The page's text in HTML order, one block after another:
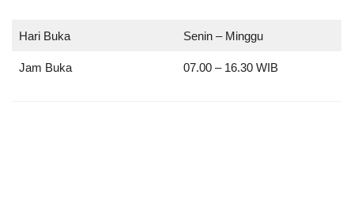
Hari Buka Senin – Minggu
Jam Buka 07.00 – 16.30 WIB